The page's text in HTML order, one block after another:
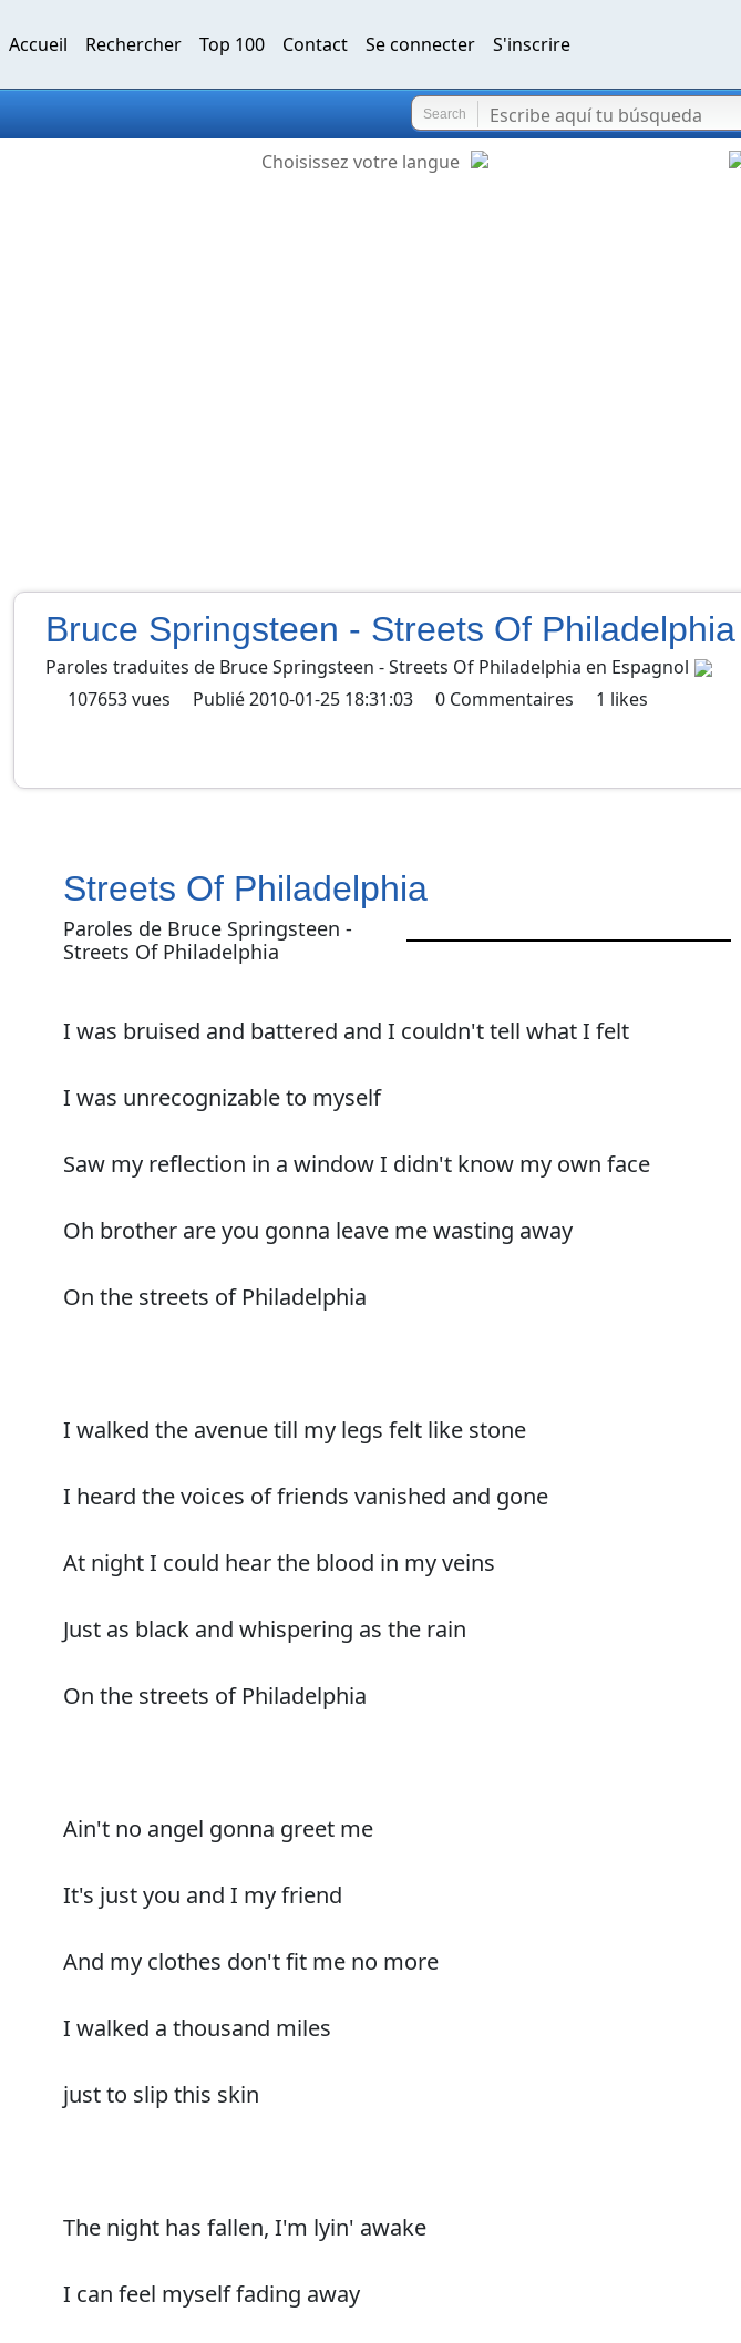
Accueil Rechercher Top 100 Contact Se connecter S'inscrire
Search
Choisissez votre langue
Bruce Springsteen - Streets Of Philadelphia
Paroles traduites de Bruce Springsteen -Streets Of Philadelphia en Espagnol
107653vues Publié2010-01-25 18:31:03 0 Commentaires 1 likes
Streets Of Philadelphia
Paroles de Bruce Springsteen -
Streets Of Philadelphia
I was bruised and battered and I couldn't tell what I felt
I was unrecognizable to myself
Saw my reflection in a window I didn't know my own face
Oh brother are you gonna leave me wasting away
On the streets of Philadelphia
I walked the avenue till my legs felt like stone
I heard the voices of friends vanished and gone
At night I could hear the blood in my veins
Just as black and whispering as the rain
On the streets of Philadelphia
Ain't no angel gonna greet me
It's just you and I my friend
And my clothes don't fit me no more
I walked a thousand miles
just to slip this skin
The night has fallen, I'm lyin' awake
I can feel myself fading away